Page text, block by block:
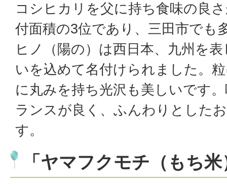
コシヒカリを父に持ち食味の良
付面積の3位であり、三田市でも
ヒノ（陽の）は西日本、九州を
いを込めて名付けられました。
に丸みを持ち光沢も美しいです
ランスが良く、ふんわりとした
す。
「ヤマフクモチ（もち